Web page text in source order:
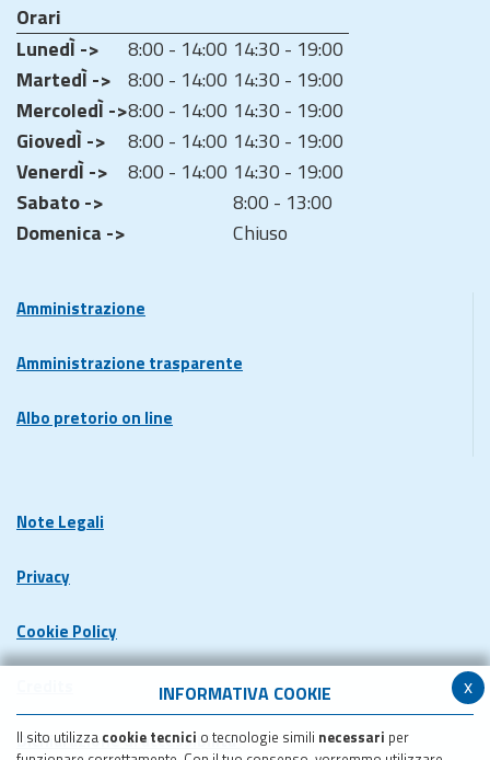
x
INFORMATIVA COOKIE
Il sito utilizza cookie tecnici o tecnologie simili necessari per
Orari
LunedÌ ->
8:00 - 14:00 14:30 - 19:00
MartedÌ -> 8:00 - 14:00 14:30 - 19:00
MercoledÌ ->8:00 - 14:00 14:30 - 19:00
GiovedÌ ->
8:00 - 14:00 14:30 - 19:00
VenerdÌ ->
8:00 - 14:00 14:30 - 19:00
Sabato ->
8:00 - 13:00
Domenica ->
Chiuso
Amministrazione
Amministrazione trasparente
Albo pretorio on line
Note Legali
Privacy
Cookie Policy
Dichiarazione di accessibilita'